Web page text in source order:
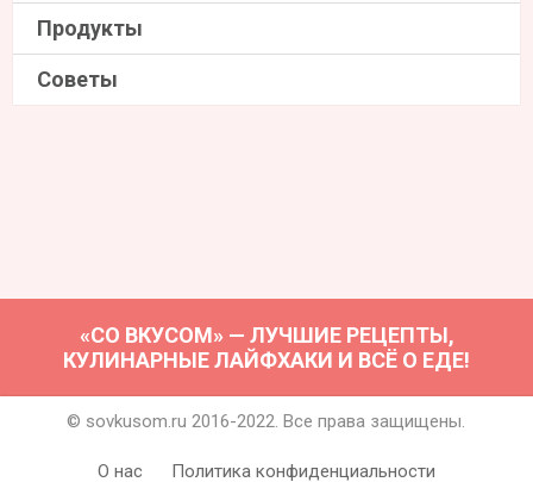
Продукты
Советы
«СО ВКУСОМ» — ЛУЧШИЕ РЕЦЕПТЫ,
КУЛИНАРНЫЕ ЛАЙФХАКИ И ВСЁ О ЕДЕ!
© sovkusom.ru 2016-2022. Все права защищены.
О нас Политика конфиденциальности